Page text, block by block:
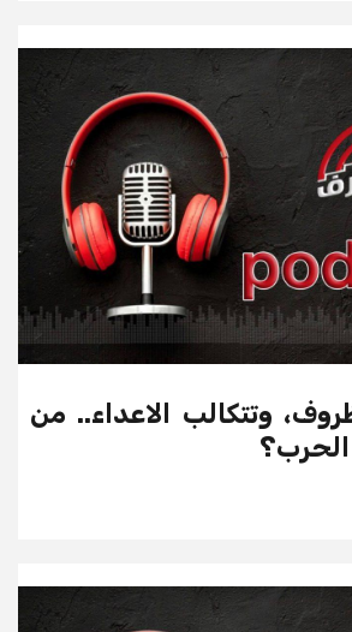
وتتكالب الاعداء.. من